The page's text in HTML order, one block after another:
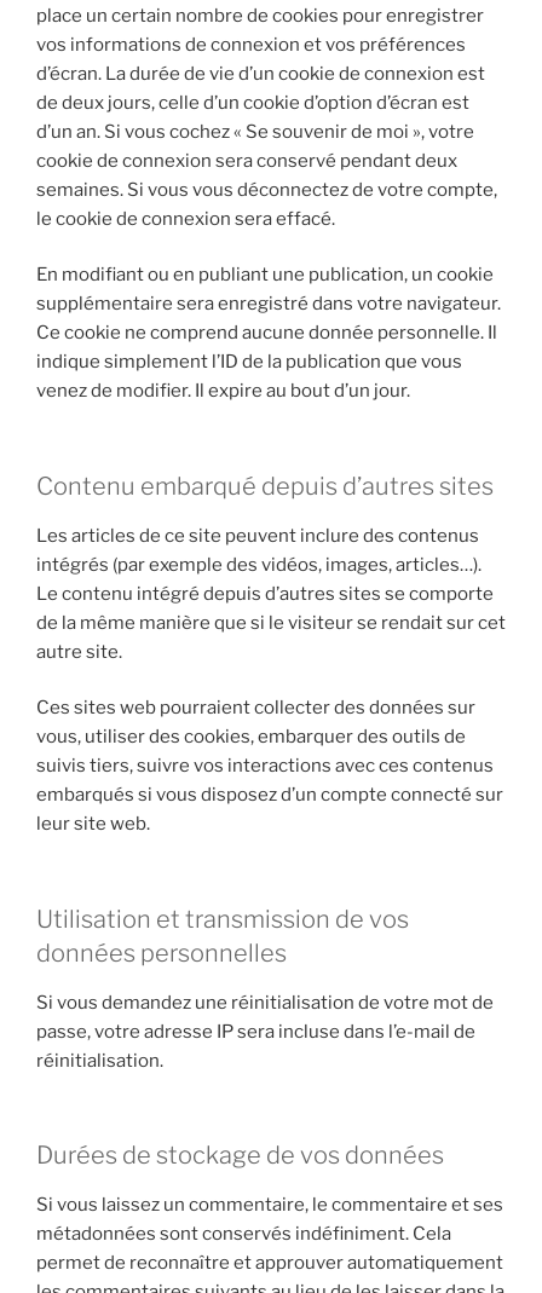
place un certain nombre de cookies pour enregistrer
vos informations de connexion et vos préférences
d’écran. La durée de vie d’un cookie de connexion est
de deux jours, celle d’un cookie d’option d’écran est
d’un an. Si vous cochez « Se souvenir de moi », votre
cookie de connexion sera conservé pendant deux
semaines. Si vous vous déconnectez de votre compte,
le cookie de connexion sera effacé.
En modifiant ou en publiant une publication, un cookie
supplémentaire sera enregistré dans votre navigateur.
Ce cookie ne comprend aucune donnée personnelle. Il
indique simplement l’ID de la publication que vous
venez de modifier. Il expire au bout d’un jour.
Contenu embarqué depuis d’autres sites
Les articles de ce site peuvent inclure des contenus
intégrés (par exemple des vidéos, images, articles…).
Le contenu intégré depuis d’autres sites se comporte
de la même manière que si le visiteur se rendait sur cet
autre site.
Ces sites web pourraient collecter des données sur
vous, utiliser des cookies, embarquer des outils de
suivis tiers, suivre vos interactions avec ces contenus
embarqués si vous disposez d’un compte connecté sur
leur site web.
Utilisation et transmission de vos
données personnelles
Si vous demandez une réinitialisation de votre mot de
passe, votre adresse IP sera incluse dans l’e-mail de
réinitialisation.
Durées de stockage de vos données
Si vous laissez un commentaire, le commentaire et ses
métadonnées sont conservés indéfiniment. Cela
permet de reconnaître et approuver automatiquement